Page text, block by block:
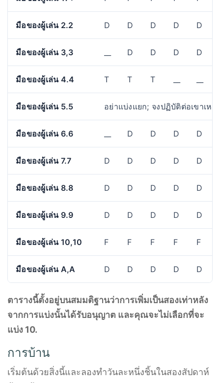
มือของผู้เล่น 2.2 D D D D D
มือของผู้เล่น 3,3 D D D D
มือของผู้เล่น 4.4 T T T
มือของผู้เล่น 5.5 อย่าแบ่งแยก; จงปฏิบัติต่อเขาเหมือ
มือของผู้เล่น 6.6 D D D D
มือของผู้เล่น 7.7 D D D D D
มือของผู้เล่น 8.8 D D D D D
มือของผู้เล่น 9.9 D D D D D
มือของผู้เล่น 10,10 F F F F F
มือของผู้เล่น A,A D D D D D
ตารางนี้ตั้งอยู่บนสมมติฐานว่าการเพิ่มเป็นสองเท่าหลัง
จากการแบ่งนั้นได้รับอนุญาต และคุณจะไม่เลือกที่จะ
แบ่ง 10.
การบ้าน
เริ่มต้นด้วยสิ่งนี้และลองทำวันละหนึ่งชิ้นในสองสัปดาห์